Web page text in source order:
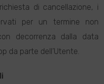
di cancellazione, i
per un termine non
decorrenza dalla data
da parte dell’Utente.